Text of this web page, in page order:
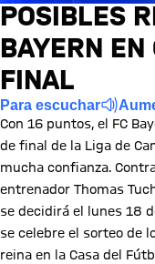
POSIBLES
BAYERN EN
FINAL
Para escuchar
Con 16 puntos, el FC
de final de la Liga de
mucha confianza.
entrenador Thomas
se decidirá el lunes 18
se celebre el sorteo de
reina en la Casa del